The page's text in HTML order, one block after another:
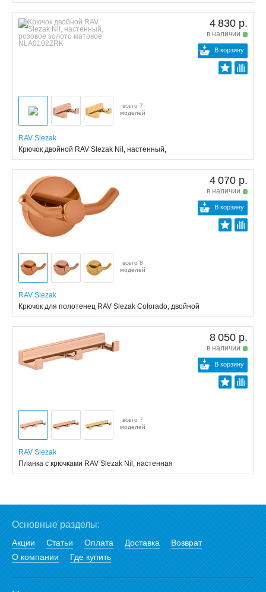
4 830 р.
в наличии
В корзину
всего 7
моделей
RAV Slezak
Крючок двойной RAV Slezak Nil, настенный,
4 070 р.
в наличии
В корзину
всего 8
моделей
RAV Slezak
Крючок для полотенец RAV Slezak Colorado, двойной
8 050 р.
в наличии
В корзину
всего 7
моделей
RAV Slezak
Планка с крючками RAV Slezak Nil, настенная
Основные разделы:
Акции Статьи Оплата Доставка
Возврат
О компании
Где купить